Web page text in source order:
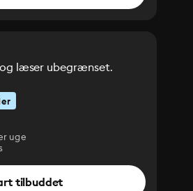
læser ubegrænset.
uge
tilbuddet